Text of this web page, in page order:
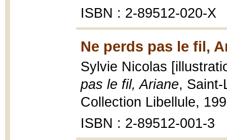
ISBN : 2-89512-020-X
Ne perds pas le fil,
Sylvie Nicolas
pas le fil, Ariane,
Collection Libellule,
ISBN : 2-89512-001-3